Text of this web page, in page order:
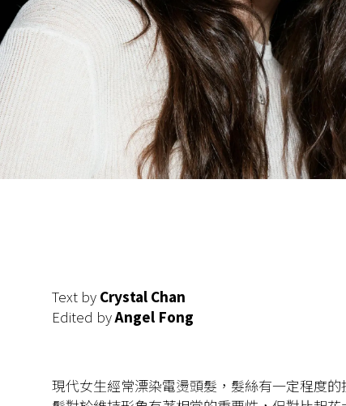
Text by Crystal Chan
Edited byAngel Fong
現代女生經常漂染電燙頭髮，髮絲有一定程度